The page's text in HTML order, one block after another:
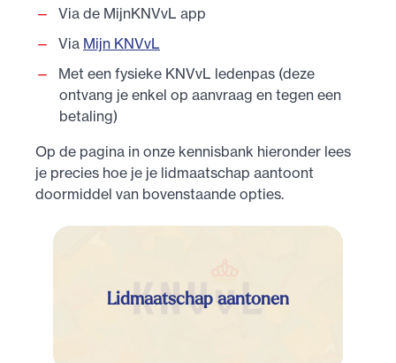
Via de MijnKNVvL app
Via Mijn KNVvL
Met een fysieke KNVvL ledenpas (deze
ontvang je enkel op aanvraag en tegen een
betaling)
Op de pagina in onze kennisbank hieronder lees
je precies hoe je je lidmaatschap aantoont
doormiddel van bovenstaande opties.
Lidmaatschap aantonen